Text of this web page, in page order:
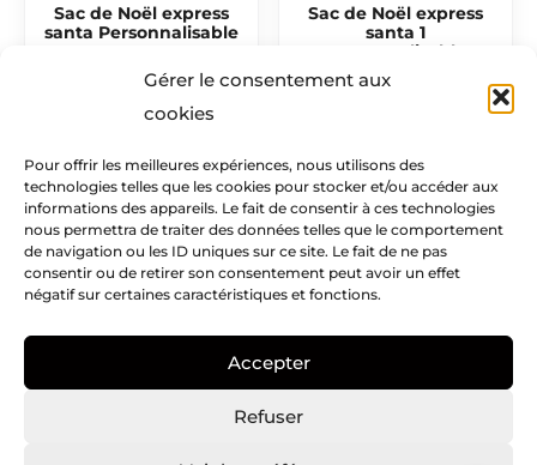
Gérer le consentement aux
cookies
Pour offrir les meilleures expériences, nous utilisons des
technologies telles que les cookies pour stocker et/ou accéder aux
informations des appareils. Le fait de consentir à ces technologies
nous permettra de traiter des données telles que le comportement
de navigation ou les ID uniques sur ce site. Le fait de ne pas
consentir ou de retirer son consentement peut avoir un effet
négatif sur certaines caractéristiques et fonctions.
Accepter
Refuser
Sac de Noël express
santa Personnalisable
Sac de Noël express
santa 1
Personnalisable
6,90
Mentions légales​
Infos pratiques
Creatike
Nous suivre
I